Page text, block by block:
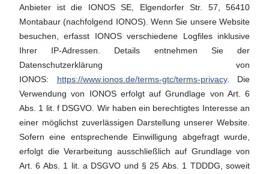
Anbieter ist die IONOS SE, Elgendorfer Str. 57, 56410
Montabaur (nachfolgend IONOS). Wenn Sie unsere Website
besuchen, erfasst IONOS verschiedene Logfiles inklusive
Ihrer IP-Adressen. Details entnehmen Sie der
Datenschutzerklärung von
IONOS: https://www.ionos.de/terms-gtc/terms-privacy. Die
Verwendung von IONOS erfolgt auf Grundlage von Art. 6
Abs. 1 lit. f DSGVO. Wir haben ein berechtigtes Interesse an
einer möglichst zuverlässigen Darstellung unserer Website.
Sofern eine entsprechende Einwilligung abgefragt wurde,
erfolgt die Verarbeitung ausschließlich auf Grundlage von
Art. 6 Abs. 1 lit. a DSGVO und § 25 Abs. 1 TDDDG, soweit